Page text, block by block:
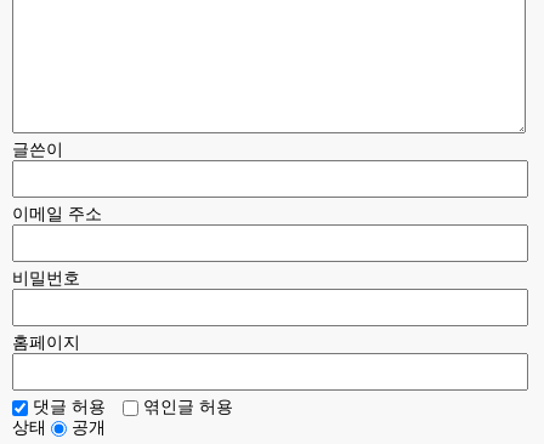
글쓴이
이메일 주소
비밀번호
홈페이지
댓글 허용
엮인글 허용
상태
공개